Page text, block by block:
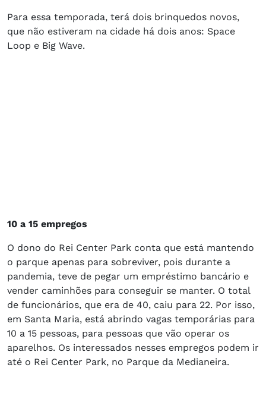
Para essa temporada, terá dois brinquedos novos,
que não estiveram na cidade há dois anos: Space
Loop e Big Wave.
10 a 15 empregos
O dono do Rei Center Park conta que está mantendo
o parque apenas para sobreviver, pois durante a
pandemia, teve de pegar um empréstimo bancário e
vender caminhões para conseguir se manter. O total
de funcionários, que era de 40, caiu para 22. Por isso,
em Santa Maria, está abrindo vagas temporárias para
10 a 15 pessoas, para pessoas que vão operar os
aparelhos. Os interessados nesses empregos podem ir
até o Rei Center Park, no Parque da Medianeira.